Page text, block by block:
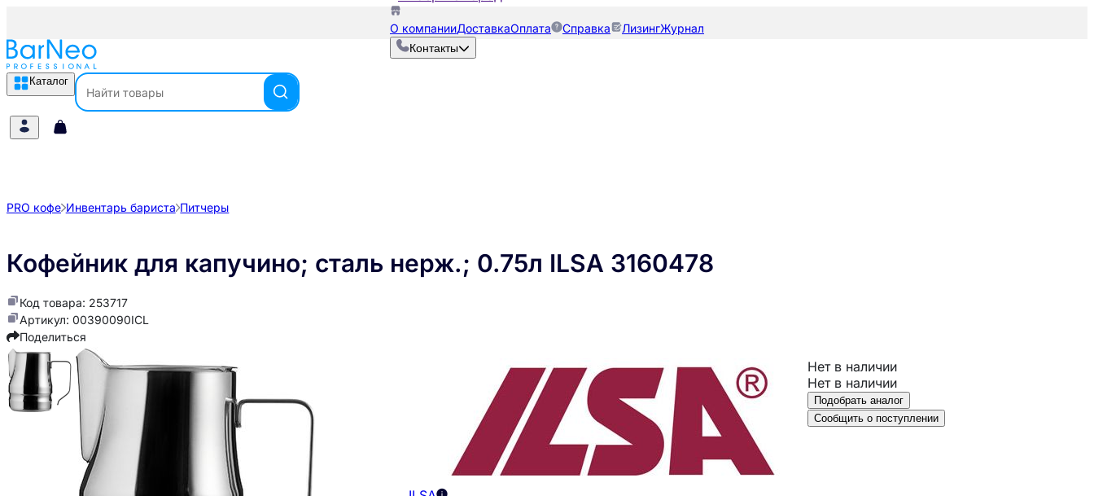
О компанииДоставкаОплата Справка ЛизингЖурнал
Контакты
Каталог
PRO кофе Инвентарь бариста Питчеры
Кофейник для капучино; сталь нерж.; 0.75л ILSA 3160478
Код товара: 253717
Артикул: 00390090ICL
Поделиться
Нет в наличии
Нет в наличии
Подобрать аналог
Сообщить о поступлении